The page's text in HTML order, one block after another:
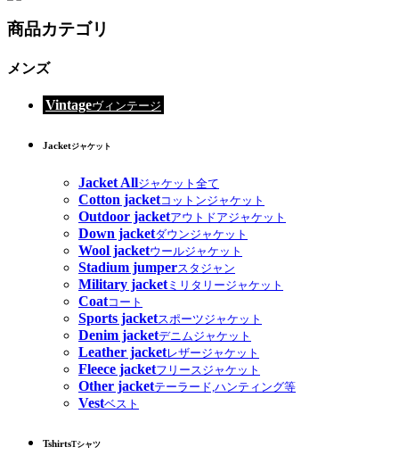
商品カテゴリ
メンズ
Vintageヴィンテージ
Jacketジャケット
Jacket Allジャケット全て
Cotton jacketコットンジャケット
Outdoor jacketアウトドアジャケット
Down jacketダウンジャケット
Wool jacketウールジャケット
Stadium jumperスタジャン
Military jacketミリタリージャケット
Coatコート
Sports jacketスポーツジャケット
Denim jacketデニムジャケット
Leather jacketレザージャケット
Fleece jacketフリースジャケット
Other jacketテーラード,ハンティング等
Vestベスト
TshirtsTシャツ